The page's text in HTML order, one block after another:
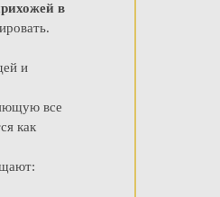
в
и
все
как